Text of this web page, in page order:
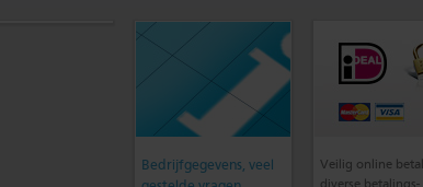
Bedrijfgegevens, veel
Veilig online